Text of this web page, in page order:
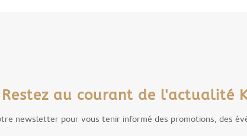
Restez au courant de l'actualité
newsletter pour vous tenir informé des promotions, des